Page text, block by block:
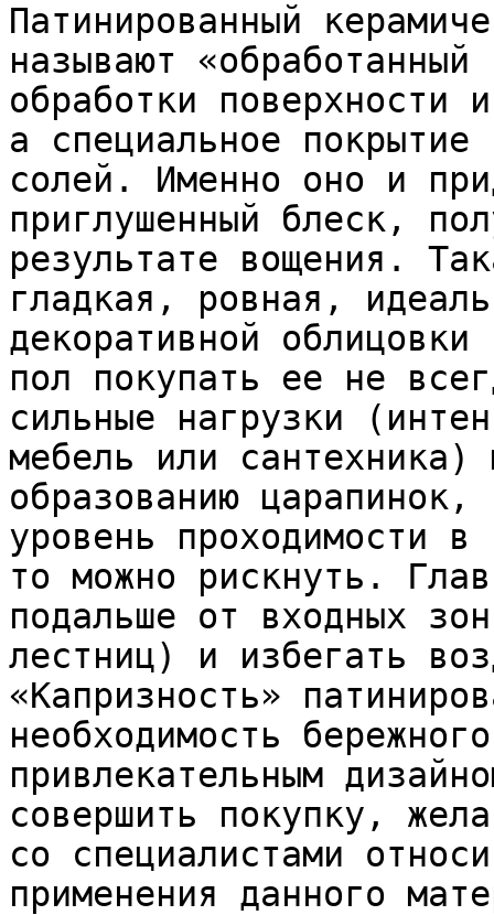
Патинированный
называют
обработки поверхности
а специальное
солей. Именно оно и
приглушенный блеск,
результате вощения.
гладкая, ровная,
декоративной
пол покупать ее не
сильные нагрузки
мебель или сантехника)
образованию
уровень проходимости в
то можно рискнуть.
подальше от входных
лестниц) и избегать
«Капризность»
необходимость
привлекательным
совершить покупку,
со специалистами
применения данного